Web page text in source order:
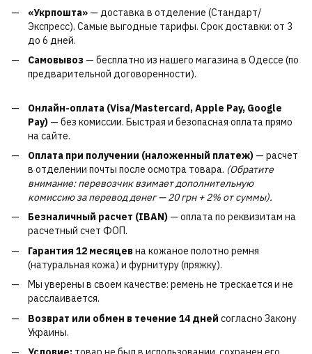
«Укрпошта» — доставка в отделение (Стандарт/
Экспресс). Самые выгодные тарифы. Срок доставки: от 3
до 6 дней.
Самовывоз — бесплатно из нашего магазина в Одессе (по
предварительной договоренности).
Онлайн-оплата (Visa/Mastercard, Apple Pay, Google
Pay) — без комиссии. Быстрая и безопасная оплата прямо
на сайте.
Оплата при получении (наложенный платеж) — расчет
в отделении почты после осмотра товара. (Обратите
внимание: перевозчик взимает дополнительную
комиссию за перевод денег — 20 грн + 2% от суммы).
Безналичный расчет (IBAN) — оплата по реквизитам на
расчетный счет ФОП.
Гарантия 12 месяцевна кожаное полотно ремня
(натуральная кожа) и фурнитуру (пряжку).
Мы уверены в своем качестве: ремень не трескается и не
расслаивается.
Возврат или обмен в течение 14 дней согласно Закону
Украины.